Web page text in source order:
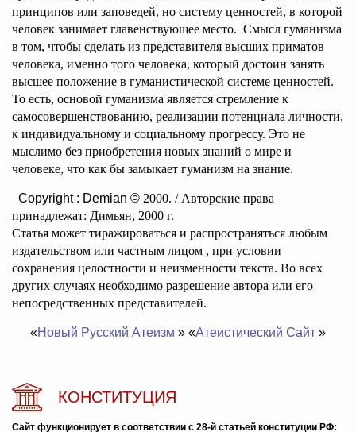
принципов или заповедей, но систему ценностей, в которой
человек занимает главенствующее место. Смысл гуманизма
в том, чтобы сделать из представителя высших приматов
человека, именно того человека, который достоин занять
высшее положение в гуманистической системе ценностей.
То есть, основой гуманизма является стремление к
самосовершенствованию, реализации потенциала личности,
к индивидуальному и социальному прогрессу. Это не
мыслимо без приобретения новых знаний о мире и
человеке, что как бы замыкает гуманизм на знание.
Copyright : Demian © 2000. / Авторские права
принадлежат: Димьян, 2000 г.
Статья может тиражироваться и распространяться любым
издательством или частным лицом , при условии
сохранения целостности и неизменности текста. Во всех
других случаях необходимо разрешение автора или его
непосредственных представителей.
«Новый Русский Атеизм » «Атеистический Сайт »
КОНСТИТУЦИЯ
Сайт функционирует в соответствии с 28-й статьей конституции РФ: